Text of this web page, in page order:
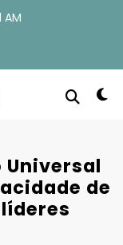
AM
Universal
de